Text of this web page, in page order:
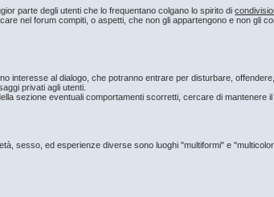
parte degli utenti che lo frequentano colgano lo spirito di
nel forum compiti, o aspetti, che non gli appartengono e non gli
interesse al dialogo, che potranno entrare per disturbare,
privati agli utenti.
sezione eventuali comportamenti scorretti, cercare di mantenere
sesso, ed esperienze diverse sono luoghi "multiformi" e